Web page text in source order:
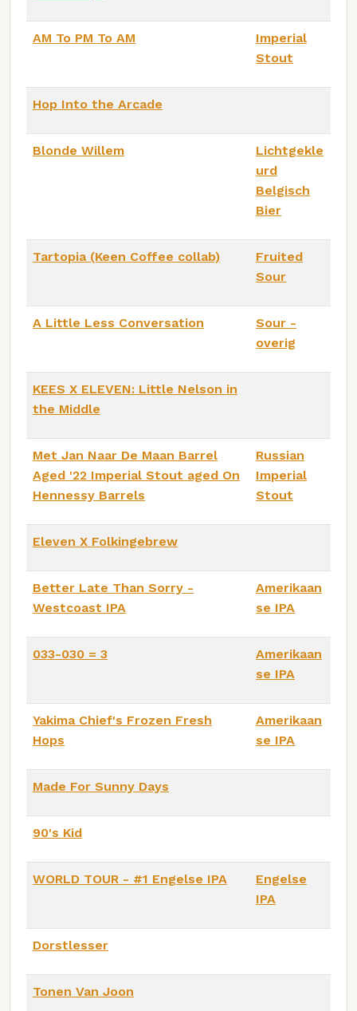
AM To PM To AM
Imperial
Stout
Hop Into the Arcade
Blonde Willem
Lichtgekle
urd
Belgisch
Bier
Tartopia (Keen Coffee collab)
Fruited
Sour
A Little Less Conversation
Sour -
overig
KEES X ELEVEN: Little Nelson in
the Middle
Met Jan Naar De Maan Barrel
Aged '22 Imperial Stout aged On
Hennessy Barrels
Russian
Imperial
Stout
Eleven X Folkingebrew
Better Late Than Sorry -
Westcoast IPA
Amerikaan
se IPA
033-030 = 3
Amerikaan
se IPA
Yakima Chief's Frozen Fresh
Hops
Amerikaan
se IPA
Made For Sunny Days
90's Kid
WORLD TOUR - #1 Engelse IPA
Engelse
IPA
Dorstlesser
Tonen Van Joon